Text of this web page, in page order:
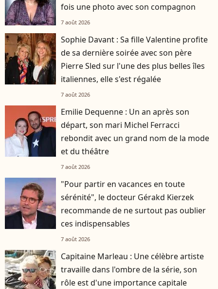
fois une photo avec son compagnon
7 août 2026
Sophie Davant : Sa fille Valentine profite
de sa dernière soirée avec son père
Pierre Sled sur l'une des plus belles îles
italiennes, elle s'est régalée
7 août 2026
Emilie Dequenne : Un an après son
départ, son mari Michel Ferracci
rebondit avec un grand nom de la mode
et du théâtre
7 août 2026
"Pour partir en vacances en toute
sérénité", le docteur Gérakd Kierzek
recommande de ne surtout pas oublier
ces indispensables
7 août 2026
Capitaine Marleau : Une célèbre artiste
travaille dans l'ombre de la série, son
rôle est d'une importance capitale